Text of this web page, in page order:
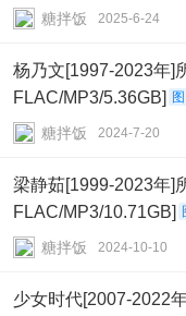
糖拌饭 2025-6-24
杨乃文[1997-2023年]
FLAC/MP3/5.36GB]
图
糖拌饭 2024-7-20
梁静茹[1999-2023年]
FLAC/MP3/10.71GB]
糖拌饭 2024-10-10
少女时代[2007-2022